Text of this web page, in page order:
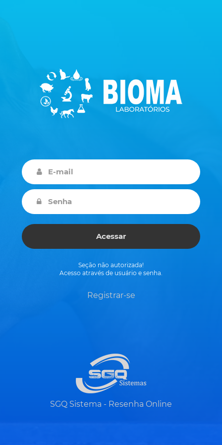
Acessar
Seção não autorizada!
Acesso através de usuário e senha.
Registrar-se
SGQ Sistema - Resenha Online